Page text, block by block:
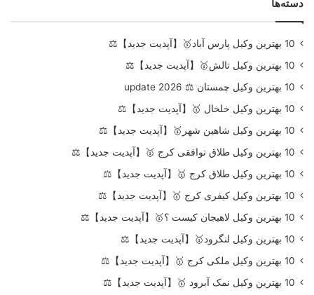
دسته‌ها
10 بهترین وکیل پارس آباد🥇【آپدیت جدید】⚖️
10 بهترین وکیل تالش🥇【آپدیت جدید】⚖️
10 بهترین وکیل چمستان ⚖️ update 2026
10 بهترین وکیل خلخال 🥇【آپدیت جدید】⚖️
10 بهترین وکیل شاهین شهر🥇【آپدیت جدید】⚖️
10 بهترین وکیل طلاق توافقی کرج 🥇【آپدیت جدید】⚖️
10 بهترین وکیل طلاق کرج 🥇【آپدیت جدید】⚖️
10 بهترین وکیل کیفری کرج 🥇【آپدیت جدید】⚖️
10 بهترین وکیل لاهیجان کیست ؟🥇【آپدیت جدید】⚖️
10 بهترین وکیل لنگرود🥇【آپدیت جدید】⚖️
10 بهترین وکیل ملکی کرج 🥇【آپدیت جدید】⚖️
10 بهترین وکیل نمک آبرود 🥇【آپدیت جدید】⚖️